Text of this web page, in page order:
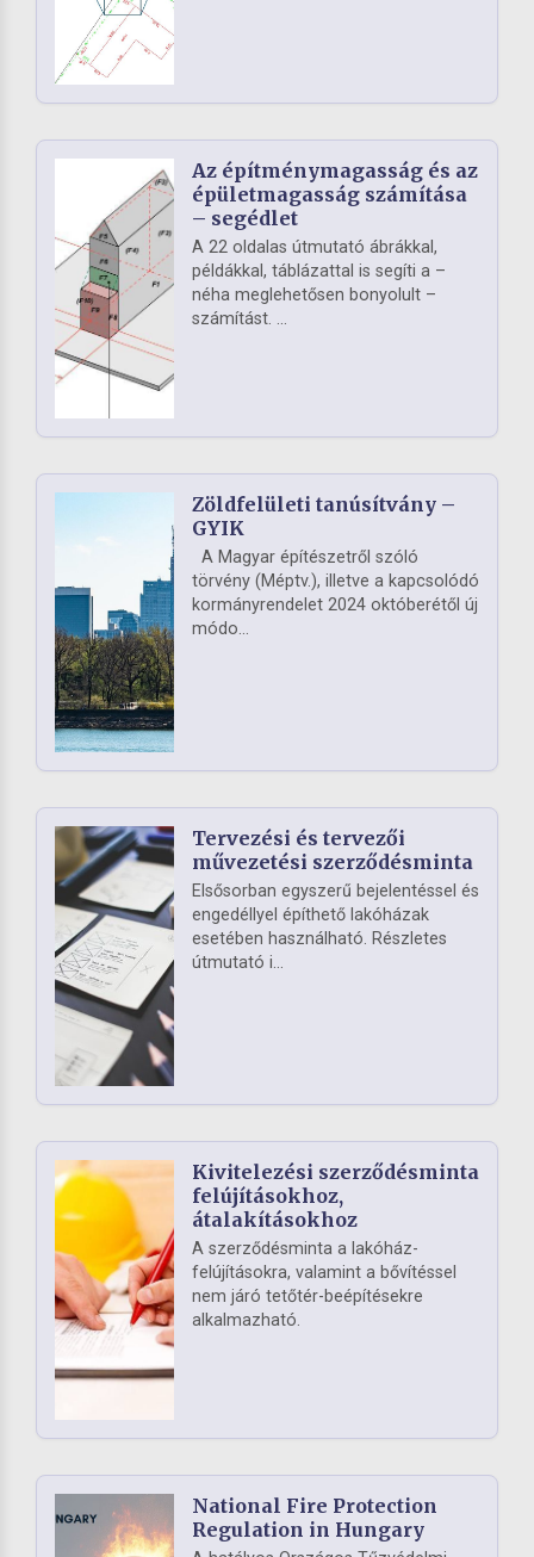
Az építménymagasság és az
épületmagasság számítása
– segédlet
A 22 oldalas útmutató ábrákkal,
példákkal, táblázattal is segíti a –
néha meglehetősen bonyolult –
számítást. ...
Zöldfelületi tanúsítvány –
GYIK
A Magyar építészetről szóló
törvény (Méptv.), illetve a kapcsolódó
kormányrendelet 2024 októberétől új
módo...
Tervezési és tervezői
művezetési szerződésminta
Elsősorban egyszerű bejelentéssel és
engedéllyel építhető lakóházak
esetében használható. Részletes
útmutató i...
Kivitelezési szerződésminta
felújításokhoz,
átalakításokhoz
A szerződésminta a lakóház-
felújításokra, valamint a bővítéssel
nem járó tetőtér-beépítésekre
alkalmazható.
National Fire Protection
Regulation in Hungary